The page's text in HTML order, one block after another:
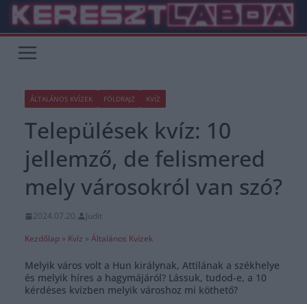
Skip
content
ÁLTALÁNOS KVÍZEK FÖLDRAJZ KVÍZ
Települések kvíz: 10
jellemző, de felismered
mely városokról van szó?
2024.07.20.
Judit
Kezdőlap » Kvíz » Általános Kvízek
Melyik város volt a Hun királynak, Attilának a székhelye
és melyik híres a hagymájáról? Lássuk, tudod-e, a 10
kérdéses kvízben melyik városhoz mi köthető?